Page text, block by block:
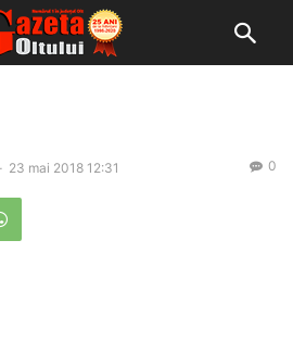
23 mai 2018 12:31 0